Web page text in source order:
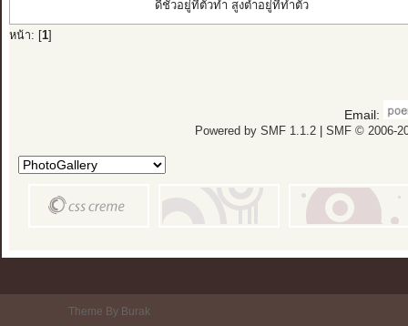
ดีชั่วอยู่ที่ตัวทำ สูงต่ำอยู่ที่ทำตัว
หน้า: [ 1]
Email:
Powered by SMF 1.1.2| SMF © 2006-
Theme By Burak